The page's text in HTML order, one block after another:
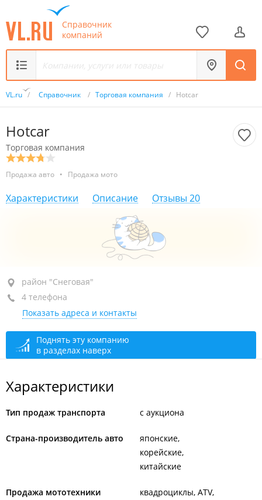
Справочник
компаний
VL.ru / Справочник / Торговая компания / Hotcar
Hotcar
Торговая компания
Продажа авто • Продажа мото
Характеристики Описание Отзывы 20
район "Снеговая", ул. Снеговая, 2Б
+7 950 285-85-86
+7 904 625-49-12
+7 951 006-02-02
+7 984 140-32-22
район "Снеговая"
4 телефона
Показать адреса и контакты
Поднять эту компанию
в разделах наверх
Характеристики
Тип продаж транспорта с аукциона
Страна-производитель авто
японские
корейские
китайские
Продажа мототехники
квадроциклы, ATV